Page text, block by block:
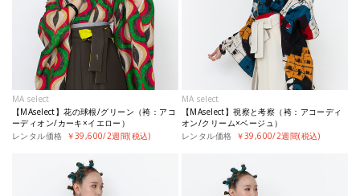
MA select
【MAselect】花の球根/グリーン（袴：アコ
ーディオン/カーキ×イエロー）
レンタル価格 ￥39,600/2週間(税込)
MA select
【MAselect】視察と考察（袴：アコーディ
オン/クリーム×ベージュ）
レンタル価格 ￥39,600/2週間(税込)